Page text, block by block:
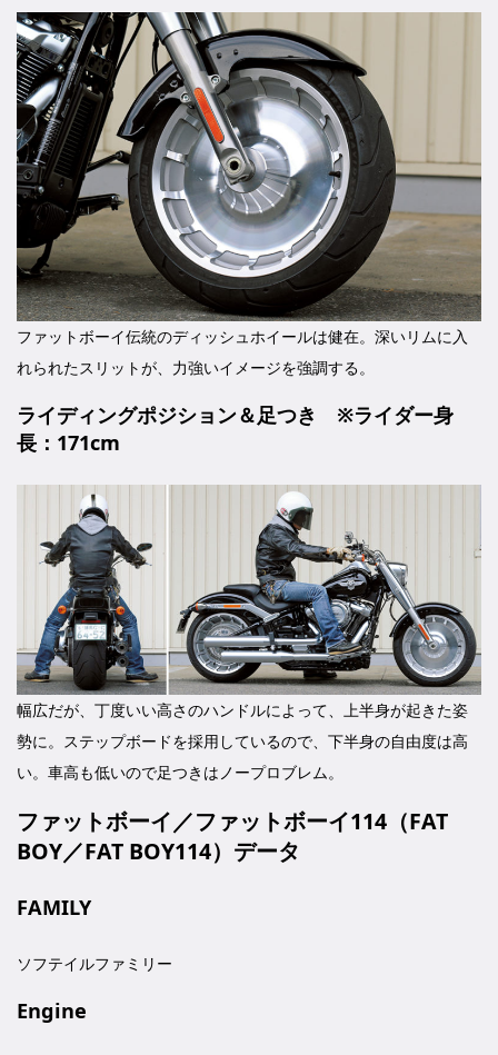
ファットボーイ伝統のディッシュホイールは健在。深いリムに入
れられたスリットが、力強いイメージを強調する。
ライディングポジション＆足つき ※ライダー身
長：171cm
幅広だが、丁度いい高さのハンドルによって、上半身が起きた姿
勢に。ステップボードを採用しているので、下半身の自由度は高
い。車高も低いので足つきはノープロブレム。
ファットボーイ／ファットボーイ114（FAT
BOY／FAT BOY114）データ
FAMILY
ソフテイルファミリー
Engine